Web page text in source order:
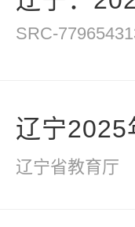
SRC-
辽宁2025
辽宁省教育厅